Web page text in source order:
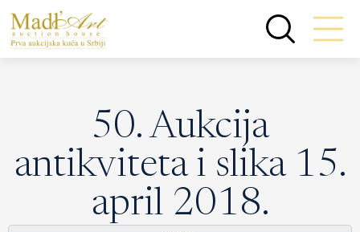
50. Aukcija
antikviteta i slika 15.
april 2018.